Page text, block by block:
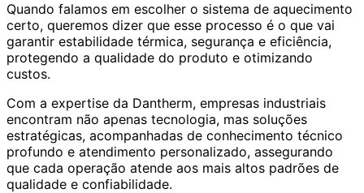
Quando falamos em escolher o sistema de aquecimento
certo, queremos dizer que esse processo é o que vai
garantir estabilidade térmica, segurança e eficiência,
protegendo a qualidade do produto e otimizando
custos.
Com a expertise da Dantherm, empresas industriais
encontram não apenas tecnologia, mas soluções
estratégicas, acompanhadas de conhecimento técnico
profundo e atendimento personalizado, assegurando
que cada operação atende aos mais altos padrões de
qualidade e confiabilidade.